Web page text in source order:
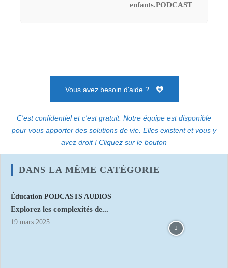
enfants.PODCAST
Vous avez besoin d'aide ?
C'est confidentiel et c'est gratuit. Notre équipe est disponible
pour vous apporter des solutions de vie. Elles existent et vous y
avez droit ! Cliquez sur le bouton
DANS LA MÊME CATÉGORIE
Éducation PODCASTS AUDIOS
Explorez les complexités de...
19 mars 2025